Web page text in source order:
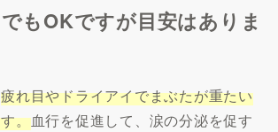
もOKですが目安はありま
疲れ目やドライアイでまぶたが重たい
。血行を促進して、涙の分泌を促す